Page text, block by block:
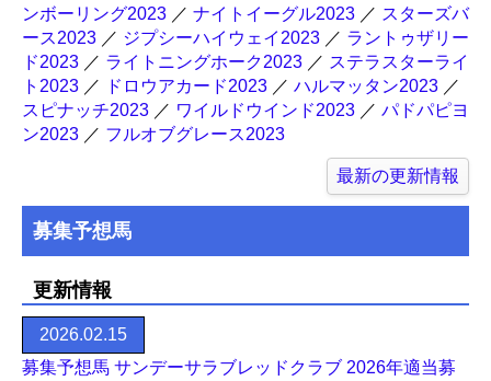
ンボーリング2023 ／ ナイトイーグル2023 ／ スターズバ
ース2023 ／ ジプシーハイウェイ2023 ／ ラントゥザリー
ド2023 ／ ライトニングホーク2023 ／ ステラスターライ
ト2023 ／ ドロウアカード2023 ／ ハルマッタン2023 ／
スピナッチ2023 ／ ワイルドウインド2023 ／ パドパピヨ
ン2023 ／ フルオブグレース2023
最新の更新情報
募集予想馬
更新情報
2026.02.15
募集予想馬 サンデーサラブレッドクラブ 2026年適当募